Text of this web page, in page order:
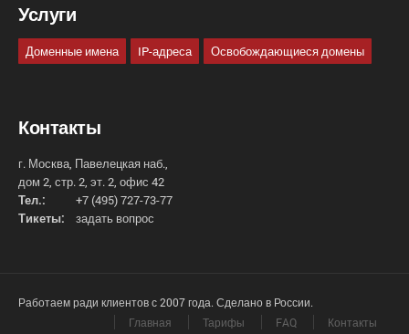
Услуги
Доменные имена IP-адреса Освобождающиеся домены
Контакты
г. Москва, Павелецкая наб.,
дом 2, стр. 2, эт. 2, офис 42
Тел.:
+7 (495) 727-73-77
Тикеты:
задать вопрос
Работаем ради клиентов с 2007 года. Сделано в России.
Главная
Тарифы FAQ Контакты